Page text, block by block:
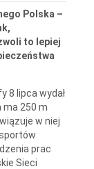
Polska –
to lepiej
8 lipca wydał
ma 250 m
w niej
prac
Sieci